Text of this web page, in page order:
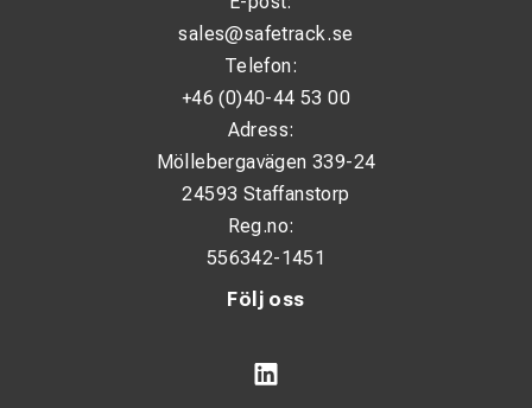
Följ oss
sales@safetrack.se
Telefon:
+46 (0)40-44 53 00
Adress:
Möllebergavägen 339-24
24593 Staffanstorp
Reg.no:
556342-1451